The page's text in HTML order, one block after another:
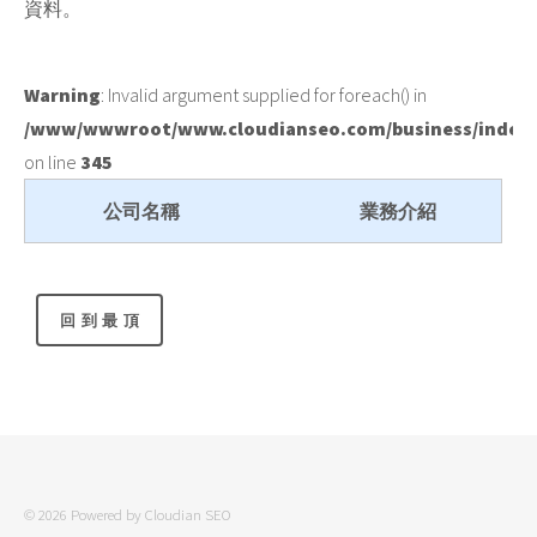
資料。
Warning: Invalid argument supplied for foreach() in
/www/wwwroot/www.cloudianseo.com/business/
on line 345
公司名稱 業務介紹
© 2026 Powered by Cloudian SEO